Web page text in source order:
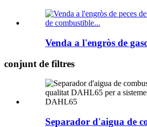
Venda a l'engròs de
conjunt de filtres
Separador d'aigua de